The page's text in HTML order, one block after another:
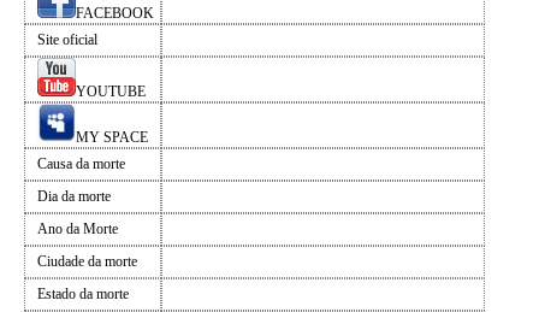
FACEBOOK
Site oficial
YOUTUBE
MY SPACE
Causa da morte
Dia da morte
Ano da Morte
Ciudade da morte
Estado da morte